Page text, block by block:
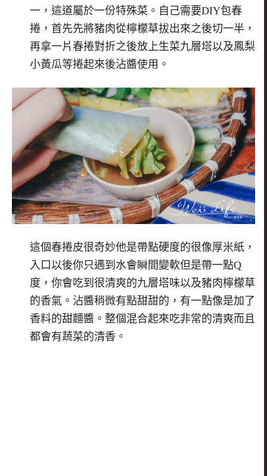
一，這道屬於一份特殊菜。自己需要DIY包春
捲，首先先將豬肉從檸檬草拔出來之後切一半，
再拿一片春捲對折之後放上生菜九層塔以及鳳梨
小黃瓜等捲起來後沾醬使用。
這個春捲皮很奇妙他是帶點硬度的很像厚米紙，
入口以後你只遇到水會瞬間變軟但是帶一點Q
度，你會吃到很清爽的九層塔味以及豬肉檸檬草
的香氣。沾醬稍微有點甜甜的，有一點像是加了
香料的甜麵醬。整個混合起來吃非常的清爽而且
都會有蔬菜的清香。